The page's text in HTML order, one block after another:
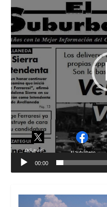
00:00